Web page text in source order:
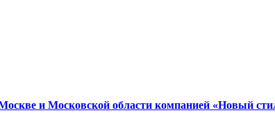
и Московской области компанией «Новый